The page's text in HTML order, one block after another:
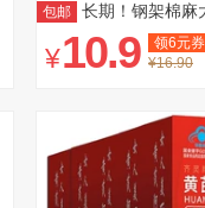
包邮 长期！钢架棉麻
¥10.9 领6元券
¥16.90